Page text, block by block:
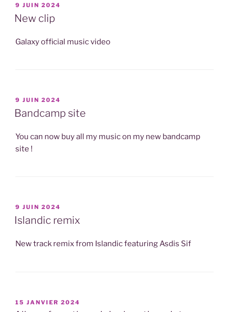
PUBLIÉ
LE
9 JUIN 2024
New clip
Galaxy official music video
PUBLIÉ
LE
9 JUIN 2024
Bandcamp site
You can now buy all my music on my new bandcamp
site !
PUBLIÉ
LE
9 JUIN 2024
Islandic remix
New track remix from Islandic featuring Asdis Sif
PUBLIÉ
15 JANVIER 2024